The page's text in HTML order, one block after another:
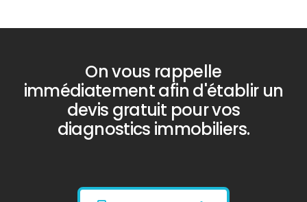
On vous rappelle
immédiatement afin d'établir un
devis gratuit pour vos
diagnostics immobiliers.